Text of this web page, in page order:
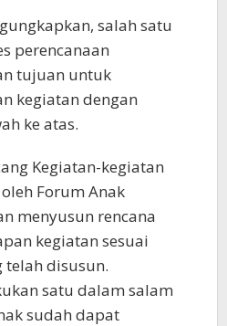
salah satu
perencanaan
tujuan untuk
kegiatan dengan
ke atas.
Kegiatan-kegiatan
Forum Anak
menyusun rencana
kegiatan sesuai
telah disusun.
satu dalam salam
sudah dapat